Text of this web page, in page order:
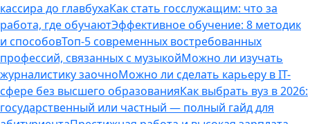
кассира до главбухаКак стать госслужащим: что за
работа, где обучаютЭффективное обучение: 8 методик
и способовТоп-5 современных востребованных
профессий, связанных с музыкойМожно ли изучать
журналистику заочноМожно ли сделать карьеру в IT-
сфере без высшего образованияКак выбрать вуз в 2026:
государственный или частный — полный гайд для